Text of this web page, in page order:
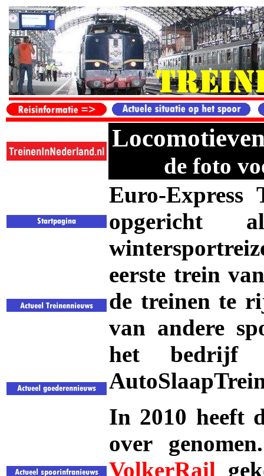
de foto
Euro-Express
opgericht
eerste trein
de treinen te
van andere
het bedrijf
In 2010 heeft
over
VolkerRail